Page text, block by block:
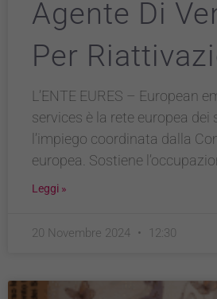
Agente Di
Per
L’ENTE EURES – European
services è la rete europea dei
l’impiego coordinata dalla
europea. Sostiene
Leggi »
20 Novembre 2024 12:30